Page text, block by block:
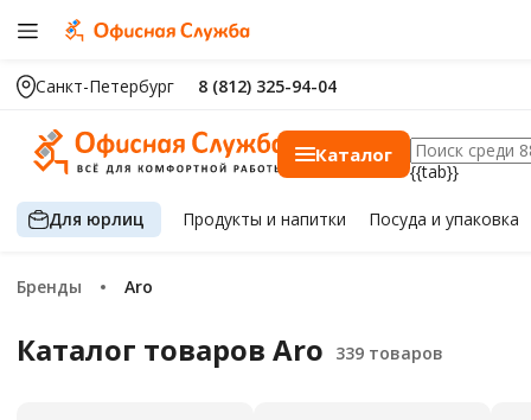
Санкт-Петербург 8 (812) 325-94-04
Каталог
{{tab}}
Для юрлиц Продуктыи напитки Посуда и упаковка
Бренды Aro
Каталог товаров Aro